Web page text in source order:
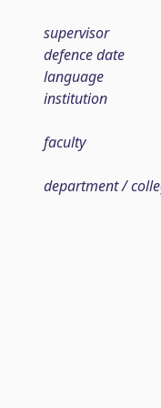
supervisor
defence date
language
institution
faculty
department /